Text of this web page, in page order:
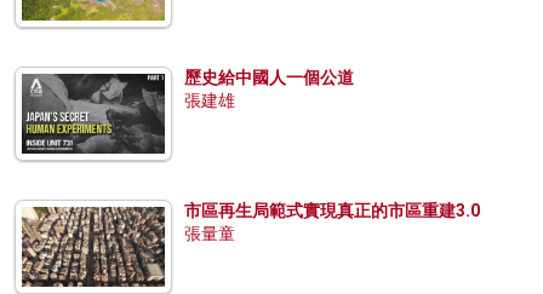
歷史給中國人一個公道
張建雄
市區再生局範式實現真正的市區重建3.0
張量童